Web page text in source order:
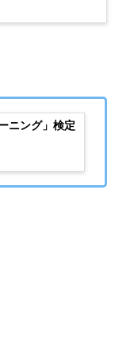
ニング」検定